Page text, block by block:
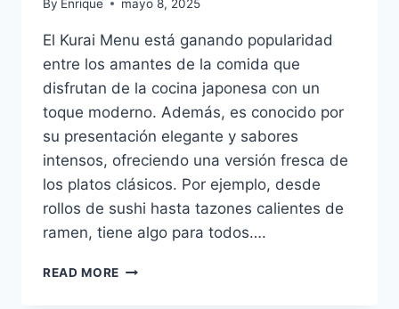
By Enrique mayo 8, 2025
El Kurai Menu está ganando popularidad
entre los amantes de la comida que
disfrutan de la cocina japonesa con un
toque moderno. Además, es conocido por
su presentación elegante y sabores
intensos, ofreciendo una versión fresca de
los platos clásicos. Por ejemplo, desde
rollos de sushi hasta tazones calientes de
ramen, tiene algo para todos….
READ MORE KURAI